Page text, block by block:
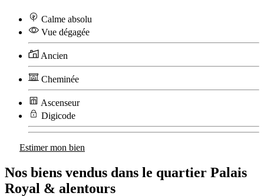
Calme absolu
Vue dégagée
Ancien
Cheminée
Ascenseur
Digicode
Estimer mon bien
Nos biens vendus dans le quartier Palais
Royal & alentours